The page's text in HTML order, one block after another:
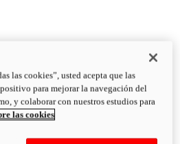
las cookies”, usted acepta que las
para mejorar la navegación del
y colaborar con nuestros estudios para
las cookies